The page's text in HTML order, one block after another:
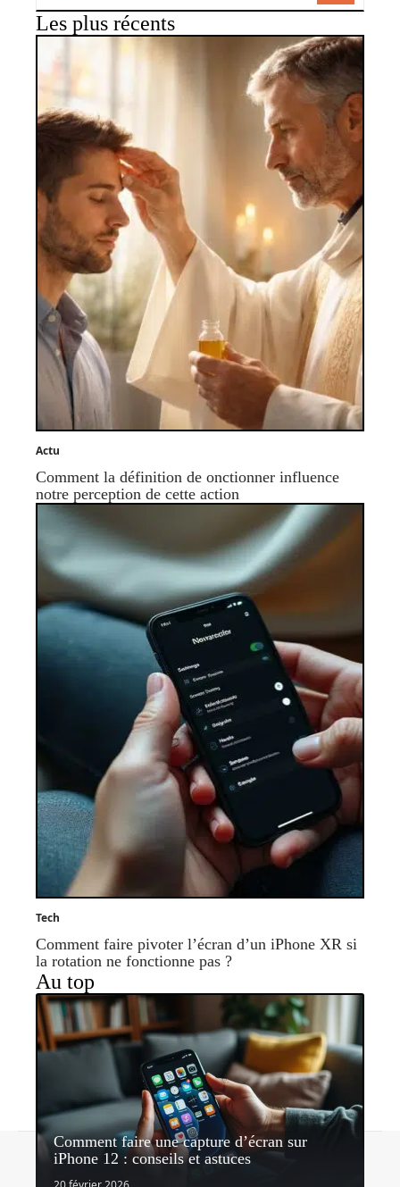
Les plus récents
Actu
Comment la définition de onctionner influence
notre perception de cette action
Tech
Comment faire pivoter l’écran d’un iPhone XR si
la rotation ne fonctionne pas ?
Au top
Comment faire une capture d’écran sur
iPhone 12 : conseils et astuces
© 2026 | lavieauquotidien.com
Contact Mentions légales Sitemap